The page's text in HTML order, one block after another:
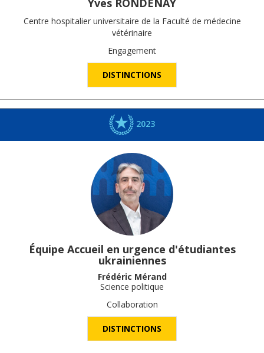
Yves RONDENAY
Centre hospitalier universitaire de la Faculté de médecine
vétérinaire
Engagement
DISTINCTIONS
2023
Équipe Accueil en urgence d'étudiantes
ukrainiennes
Frédéric Mérand
Science politique
Collaboration
DISTINCTIONS